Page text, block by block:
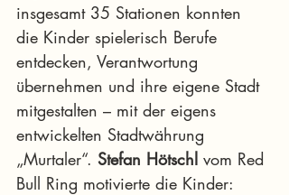
insgesamt 35 Stationen konnten
die Kinder spielerisch Berufe
entdecken, Verantwortung
übernehmen und ihre eigene Stadt
mitgestalten – mit der eigens
entwickelten Stadtwährung
„Murtaler“. Stefan Hötschl vom Red
Bull Ring motivierte die Kinder: